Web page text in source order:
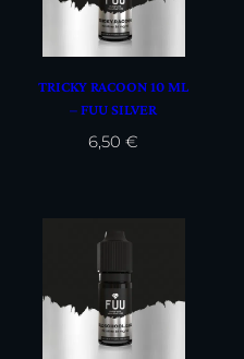
TRICKY RACOON 10 ML
– FUU SILVER
6,50€